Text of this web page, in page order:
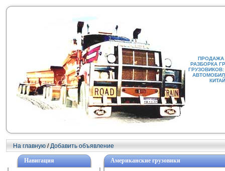
ПРОДАЖА
РАЗБОРКА
На главную /Добавить объявление
Навигация Американские грузовики